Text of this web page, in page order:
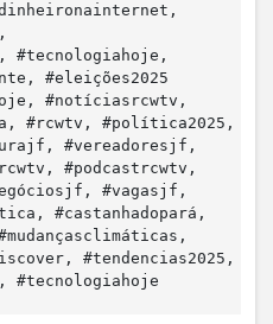
#eleições2025
#notíciasrcwtv,
#rcwtv, #política2025,
#vereadoresjf,
#podcastrcwtv,
#vagasjf,
#castanhadopará,
#tendencias2025,